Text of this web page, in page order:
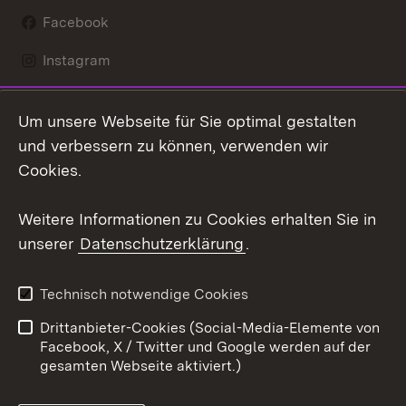
Facebook
Instagram
Mastodon
Youtube
Kontakt
Datenschutz
Barrierefreiheit
Impressum Cookies
Um unsere Webseite für Sie optimal gestalten
und verbessern zu können, verwenden wir
Cookies.
Weitere Informationen zu Cookies erhalten Sie in
unserer Datenschutzerklärung.
Technisch notwendige Cookies
Drittanbieter-Cookies (Social-Media-Elemente von
Facebook, X / Twitter und Google werden auf der
gesamten Webseite aktiviert.)